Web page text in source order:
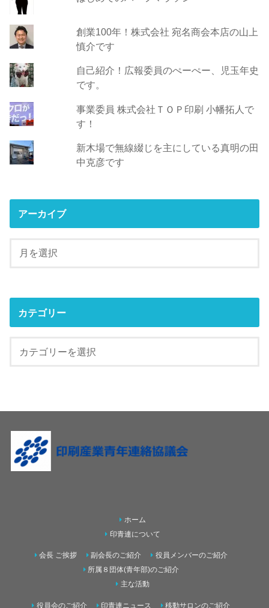
創業100年！株式会社 宛名商会本店の山上
慎介です
自己紹介！広報委員のぺーぺー、児玉年史
です。
事業委員 株式会社ＴＯＰ印刷 小幡拓人で
す！
新木場で無線綴じを主にしている真明の田
中克彦です
アーカイブ
カテゴリー
ホーム
印青連について
会長 ご挨拶 副会長のご紹介
役員メンバーのご紹介
所属８団体(青年部)のご紹介
主な活動
役員会のご紹介 印青連ニュース 移動サロンのご紹介